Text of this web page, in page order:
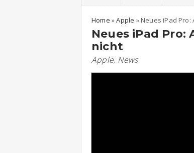
Home »Apple » Neues iPad
Neues iPad
nicht
Apple, News